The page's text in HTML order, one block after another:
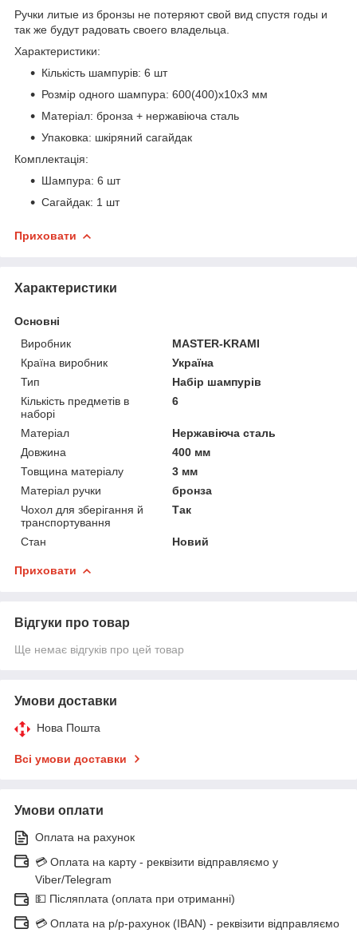
Ручки литые из бронзы не потеряют свой вид спустя годы и
так же будут радовать своего владельца.
Характеристики:
Кількість шампурів: 6 шт
Розмір одного шампура: 600(400)х10х3 мм
Матеріал: бронза + нержавіюча сталь
Упаковка: шкіряний сагайдак
Комплектація:
Шампура: 6 шт
Сагайдак: 1 шт
Приховати
Характеристики
Основні
Виробник
MASTER-KRAMI
Країна виробник
Україна
Тип
Набір шампурів
Кількість предметів в
наборі
6
Матеріал
Нержавіюча сталь
Довжина
400 мм
Товщина матеріалу
3 мм
Матеріал ручки
бронза
Чохол для зберігання й
транспортування
Так
Стан Новий
Приховати
Відгуки про товар
Ще немає відгуків про цей товар
Умови доставки
Нова Пошта
Всі умови доставки
Умови оплати
Оплата на рахунок
💳 Оплата на карту - реквізити відправляємо у
Viber/Telegram
💵 Післяплата (оплата при отриманні)
💳 Оплата на р/р-рахунок (IBAN) - реквізити відправляємо